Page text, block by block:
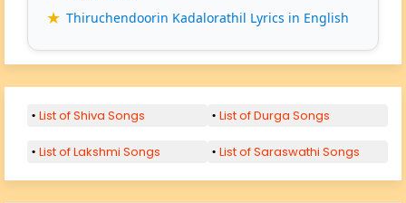
Thiruchendoorin Kadalorathil Lyrics in English
List of Shiva Songs List of Durga Songs
List of Lakshmi Songs List of Saraswathi Songs